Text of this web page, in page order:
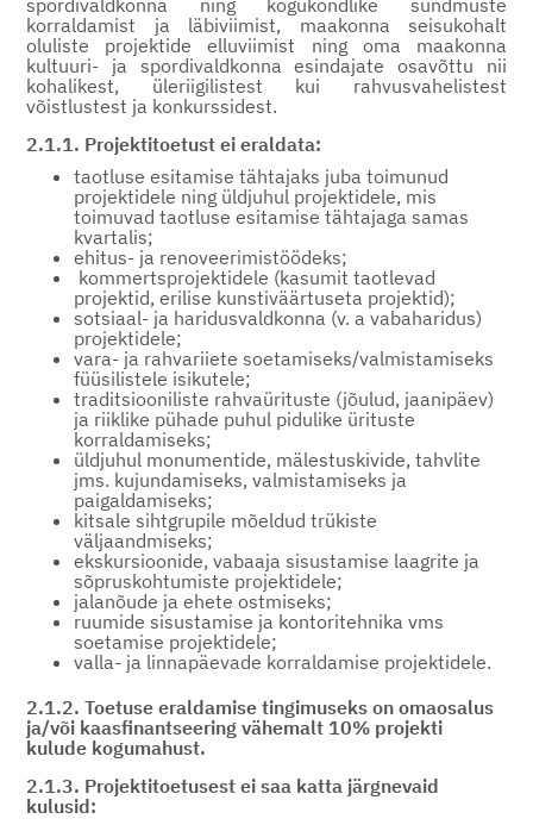
spordivaldkonna ning kogukondlike sündmuste
korraldamist ja läbiviimist, maakonna seisukohalt
oluliste projektide elluviimist ning oma maakonna
kultuuri- ja spordivaldkonna esindajate osavõttu nii
kohalikest, üleriigilistest kui rahvusvahelistest
võistlustest ja konkurssidest.
2.1.1. Projektitoetust ei eraldata:
taotluse esitamise tähtajaks juba toimunud
projektidele ning üldjuhul projektidele, mis
toimuvad taotluse esitamise tähtajaga samas
kvartalis;
ehitus- ja renoveerimistöödeks;
kommertsprojektidele (kasumit taotlevad
projektid, erilise kunstiväärtuseta projektid);
sotsiaal- ja haridusvaldkonna (v. a vabaharidus)
projektidele;
vara- ja rahvariiete soetamiseks/valmistamiseks
füüsilistele isikutele;
traditsiooniliste rahvaürituste (jõulud, jaanipäev)
ja riiklike pühade puhul pidulike ürituste
korraldamiseks;
üldjuhul monumentide, mälestuskivide, tahvlite
jms. kujundamiseks, valmistamiseks ja
paigaldamiseks;
kitsale sihtgrupile mõeldud trükiste
väljaandmiseks;
ekskursioonide, vabaaja sisustamise laagrite ja
sõpruskohtumiste projektidele;
jalanõude ja ehete ostmiseks;
ruumide sisustamise ja kontoritehnika vms
soetamise projektidele;
valla- ja linnapäevade korraldamise projektidele.
2.1.2. Toetuse eraldamise tingimuseks on omaosalus
ja/või kaasfinantseering vähemalt 10% projekti
kulude kogumahust.
2.1.3. Projektitoetusest ei saa katta järgnevaid
kulusid: